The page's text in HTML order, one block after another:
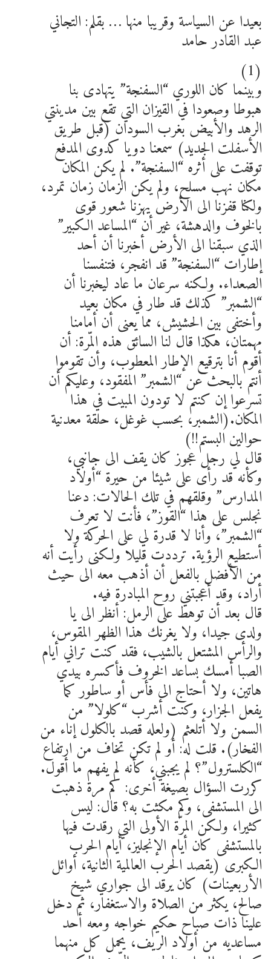
بعيدا عن السياسة وقريبا منها … بقلم: التجاني
عبد القادر حامد
(1)
وبينما كان اللوري “السفنجة” يتهادى بنا
هبوطا وصعودا في القيزان التي تقع بين مدينتي
الرهد والأبيض بغرب السودان (قبل طريق
الأسفلت الجديد) سمعنا دويا كدوى المدفع
توقفت على أثره “السفنجة”. لم يكن المكان
مكان نهب مسلح، ولم يكن الزمان زمان تمرد،
ولكنا قفزنا الى الأرض يهزنا شعور قوى
بالخوف والدهشة، غير أن “المساعد الكبير”
الذي سبقنا الى الأرض أخبرنا أن أحد
إطارات “السفنجة” قد انفجر، فتنفسنا
الصعداء. ولكنه سرعان ما عاد ليخبرنا أن
“الشمبر” كذلك قد طار في مكان بعيد
وأختفى بين الحشيش، مما يعنى أن أمامنا
مهمتان، هكذا قال لنا السائق هذه المّرة: أن
أقوم أنا بترقيع الإطار المعطوب، وأن تقوموا
أنتم بالبحث عن “الشمبر” المفقود، وعليكم أن
تسرعوا إن كنتم لا تودون المبيت في هذا
المكان.(الشمبر، بحسب غوغل، حلقة معدنية
حوالين البستم!!)
قال لي رجل عجوز كان يقف الى جانبي،
وكأنه قد رأى على شيئا من حيرة “أولاد
المدارس” وقلقهم في تلك الحالات: دعنا
نجلس على هذا “القوز”، فأنت لا تعرف
“الشمبر”، وأنا لا قدرة لي على الحركة ولا
أستطيع الرؤية. ترددت قليلا ولكنى رأيت أنه
من الأفضل بالفعل أن أذهب معه الى حيث
أراد، وقد أعجبتني روح المبادرة فيه.
قال بعد أن توهط على الرمل: أنظر الى يا
ولدى جيدا، ولا يغرنك هذا الظهر المقوس،
والرأس المشتعل بالشيب، فقد كنت تراني أيام
الصبا أمسك بساعد الخروف فأكسره بيدي
هاتين، ولا أحتاج الى فأس أو ساطور كما
يفعل الجزار، وكنت أشرب “كلولا” من
السمن ولا أتلعثم (ولعله قصد بالكلول إناء من
الفخار). قلت له: أو لم تكن تخاف من ارتفاع
“الكلسترول”؟ لم يجبني، كأنه لم يفهم ما أقول.
كررت السؤال بصيغة أخرى: كم مرة ذهبت
الى المستشفى، وكم مكثت به؟ قال: ليس
كثيرا، ولكن المرّة الأولى التي رقدت فيها
بالمستشفى كان أيام الإنجليز، أيام الحرب
الكبرى (يقصد الحرب العالمية الثانية، أوائل
الأربعينات) كان يرقد الى جواري شيخ
صالح، يكثر من الصلاة والاستغفار، ثم دخل
علينا ذات صباح حكيم خواجه ومعه أحد
مساعديه من أولاد الريف، يحمل كل منهما